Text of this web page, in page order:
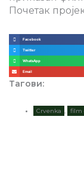
Почетак
Facebook
Twitter
WhatsApp
Email
Тагови:
Crvenka , film